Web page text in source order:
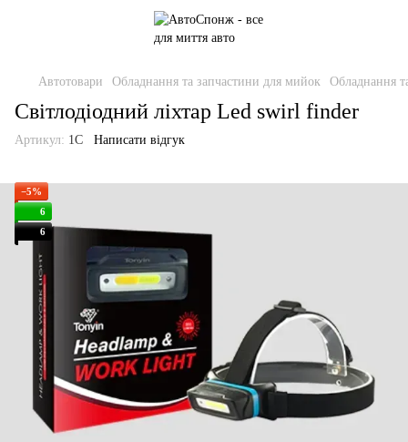
Автотовари Обладнання та запчастини для мийок Обладнання
Світлодіодний ліхтар Led swirl finder
Артикул: 1C Написати відгук
−5%
6
6